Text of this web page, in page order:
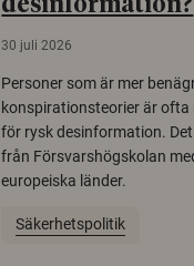
desinformation?
30 juli 2026
Personer som är mer
konspirationsteorier är
för rysk desinformation.
från Försvarshögskolan
europeiska länder.
Säkerhetspolitik